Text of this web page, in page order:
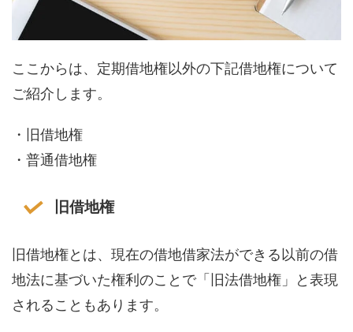
ここからは、定期借地権以外の下記借地権について
ご紹介します。
・旧借地権
・普通借地権
旧借地権
旧借地権とは、現在の借地借家法ができる以前の借
地法に基づいた権利のことで「旧法借地権」と表現
されることもあります。